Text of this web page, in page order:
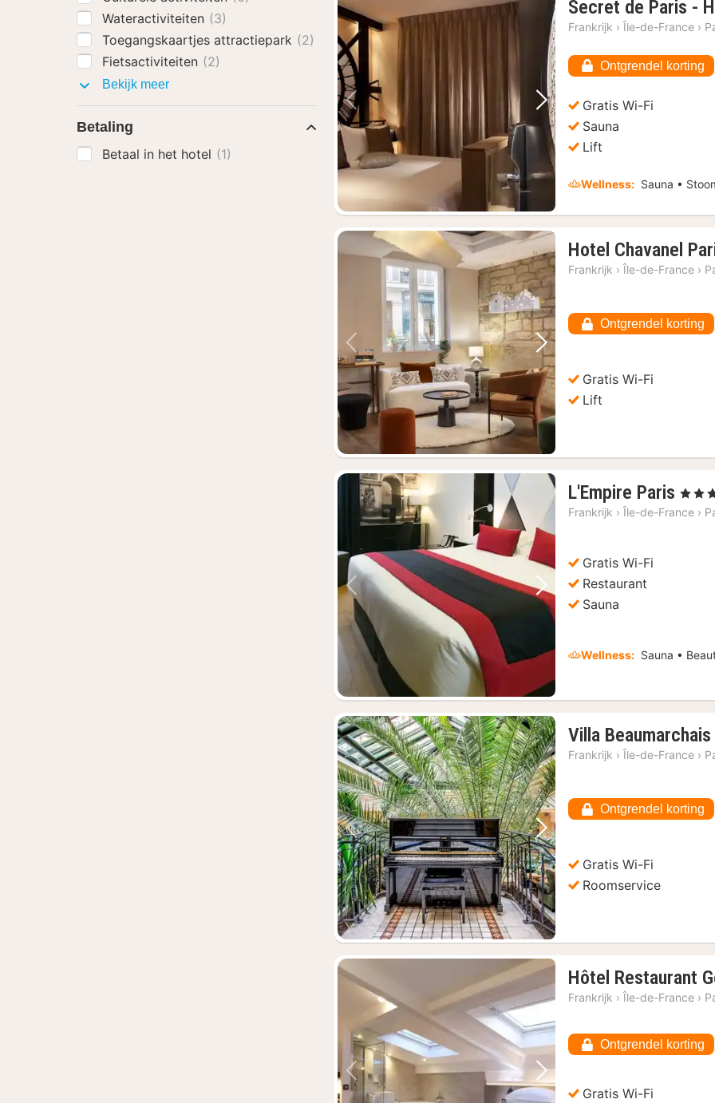
Vorige foto Volgende foto
Secret de Paris -
Frankrijk › Île-de-France ›
Ontgrendel korting
Gratis Wi-Fi
Sauna
Lift
Wellness: Sauna •
Vorige foto Volgende foto
Hotel Chavanel
Frankrijk › Île-de-France ›
Ontgrendel korting
Gratis Wi-Fi
Lift
Vorige foto Volgende foto
L'Empire Paris 1
, 4
Frankrijk › Île-de-France ›
Gratis Wi-Fi
Restaurant
Sauna
Wellness: Sauna •
Vorige foto Volgende foto
Villa Beaumarchais
Frankrijk › Île-de-France ›
Ontgrendel korting
Gratis Wi-Fi
Roomservice
Vorige foto Volgende foto
Hôtel Restaurant
Frankrijk › Île-de-France ›
Ontgrendel korting
Gratis Wi-Fi
Wateractiviteiten (3)
Toegangskaartjes attractiepark (2)
Fietsactiviteiten (2)
Bekijk meerArrangementen
Betaling
Betaal in het hotel (1)